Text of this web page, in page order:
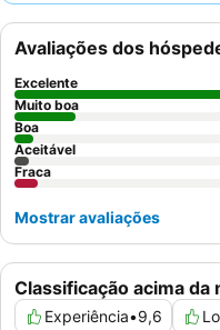
varanda espaçosa
para
Classificação acima da
Experiência•9,6
Avaliações dos
Excelente
Muito boa
Boa
Aceitável
Fraca
Mostrar avaliações